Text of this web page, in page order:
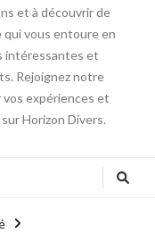
et à découvrir de
qui vous entoure en
intéressantes et
Rejoignez notre
expériences et
Horizon Divers.